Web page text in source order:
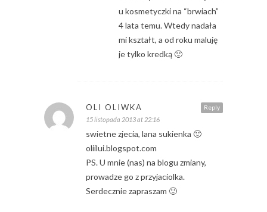
u kosmetyczki na “brwiach”
4 lata temu. Wtedy nadała
mi kształt, a od roku maluję
je tylko kredką 🙂
Reply
OLI OLIWKA
15 listopada 2013 at 22:16
swietne zjecia, lana sukienka 🙂
oliilui.blogspot.com
PS. U mnie (nas) na blogu zmiany,
prowadze go z przyjaciolka.
Serdecznie zapraszam 🙂